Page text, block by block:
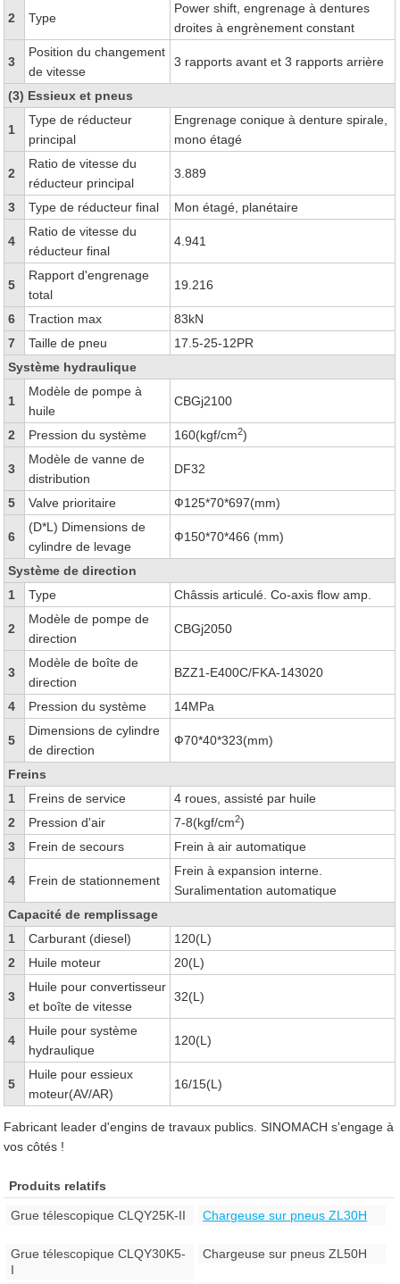
2 Type
Power shift, engrenage à dentures
droites à engrènement constant
3
Position du changement
de vitesse
3 rapports avant et 3 rapports arrière
(3) Essieux et pneus
1
Type de réducteur
principal
Engrenage conique à denture spirale,
mono étagé
2
Ratio de vitesse du
réducteur principal
3.889
3 Type de réducteur final Mon étagé, planétaire
4
Ratio de vitesse du
réducteur final
4.941
5
Rapport d'engrenage
total
19.216
6 Traction max
83kN
7
Taille de pneu
17.5-25-12PR
Système hydraulique
1
Modèle de pompe à
huile
CBGj2100
2 Pression du système 160(kgf/cm2)
3
Modèle de vanne de
distribution
DF32
5 Valve prioritaire Ф125*70*697(mm)
6
(D*L) Dimensions de
cylindre de levage
Ф150*70*466 (mm)
Système de direction
1
Type Châssis articulé. Co-axis flow amp.
2
Modèle de pompe de
direction
CBGj2050
3
Modèle de boîte de
direction
BZZ1-E400C/FKA-143020
4 Pression du système 14MPa
5
Dimensions de cylindre
de direction
Ф70*40*323(mm)
Freins
1
Freins de service
4 roues, assisté par huile
2
Pression d'air 7-8(kgf/cm2)
3
Frein de secours Frein à air automatique
4 Frein de stationnement
Frein à expansion interne.
Suralimentation automatique
Capacité de remplissage
1
Carburant (diesel)
120(L)
2
Huile moteur 20(L)
3
Huile pour convertisseur
et boîte de vitesse
32(L)
4
Huile pour système
hydraulique
120(L)
5
Huile pour essieux
moteur(AV/AR)
16/15(L)
Fabricant leader d'engins de travaux publics. SINOMACH s'engage à
vos côtés !
Produits relatifs
Grue télescopique CLQY25K-II Chargeuse sur pneus ZL30H
Grue télescopique CLQY30K5-
I
Chargeuse sur pneus ZL50H